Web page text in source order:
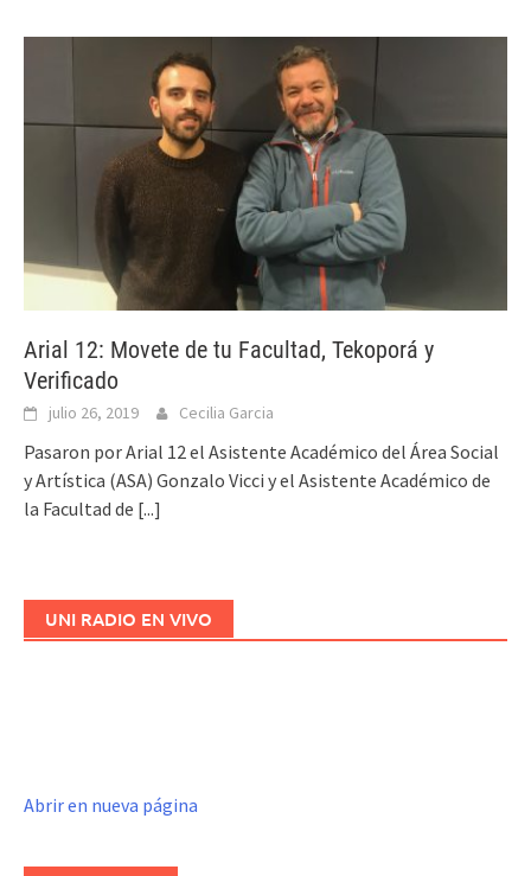
Arial 12: Movete de tu Facultad, Tekoporá y
Verificado
julio 26, 2019 Cecilia Garcia
Pasaron por Arial 12 el Asistente Académico del Área Social
y Artística (ASA) Gonzalo Vicci y el Asistente Académico de
la Facultad de [...]
UNI RADIO EN VIVO
Abrir en nueva página